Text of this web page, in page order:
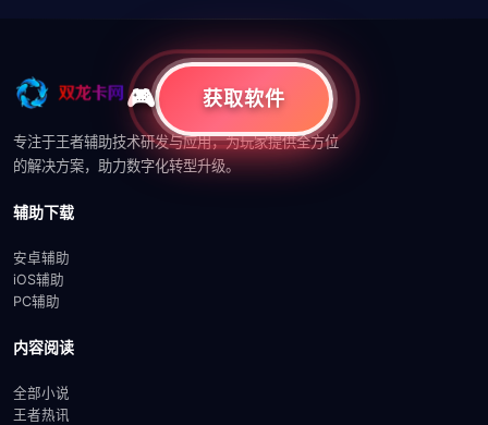
专注于王者辅助技术研发与应用，为玩家提供全方位
的解决方案，助力数字化转型升级。
辅助下载
安卓辅助
iOS辅助
PC辅助
内容阅读
全部小说
王者热讯
获取软件